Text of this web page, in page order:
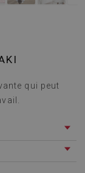
qui peut